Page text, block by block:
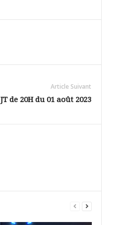
Article Suivant
JT de 20H du 01 août 2023